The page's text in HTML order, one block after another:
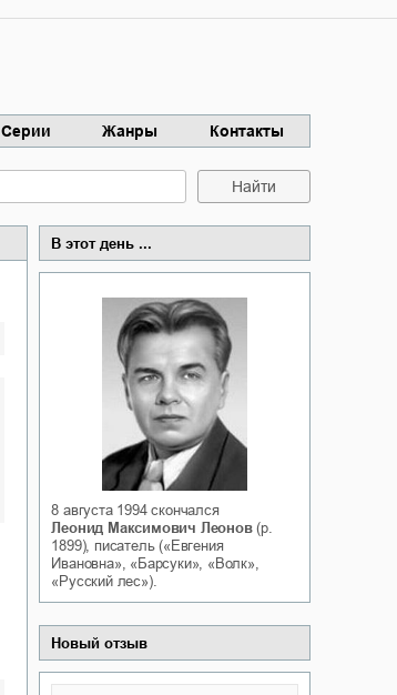
Серии Жанры Контакты
Найти
Белая ворона на факультете
Теней
Оксана Гринберга
В этот день ...
8 августа 1994 скончался
Леонид Максимович Леонов(р.
1899), писатель («Евгения
Ивановна», «Барсуки», «Волк»,
«Русский лес»).
Новый отзыв